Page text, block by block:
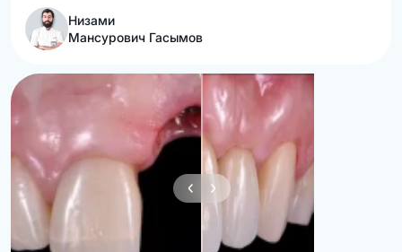
Низами
Мансурович Гасымов